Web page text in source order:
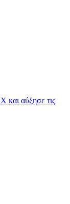
και αύξησε τις